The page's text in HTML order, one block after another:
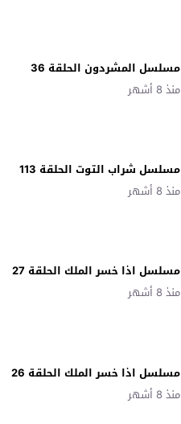
مسلسل المشردون الحلقة 36
منذ 8 أشهر
مسلسل شراب التوت الحلقة 113
منذ 8 أشهر
مسلسل اذا خسر الملك الحلقة 27
منذ 8 أشهر
مسلسل اذا خسر الملك الحلقة 26
منذ 8 أشهر